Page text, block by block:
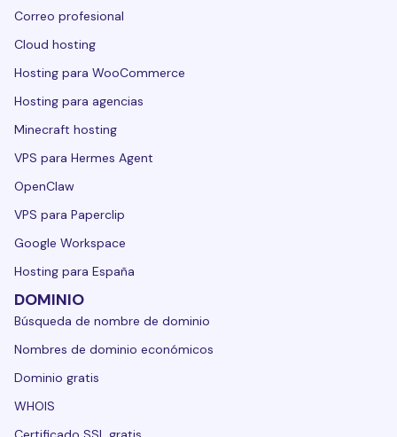
Correo profesional
Cloud hosting
Hosting para WooCommerce
Hosting para agencias
Minecraft hosting
VPS para Hermes Agent
OpenClaw
VPS para Paperclip
Google Workspace
Hosting para España
DOMINIO
Búsqueda de nombre de dominio
Nombres de dominio económicos
Dominio gratis
WHOIS